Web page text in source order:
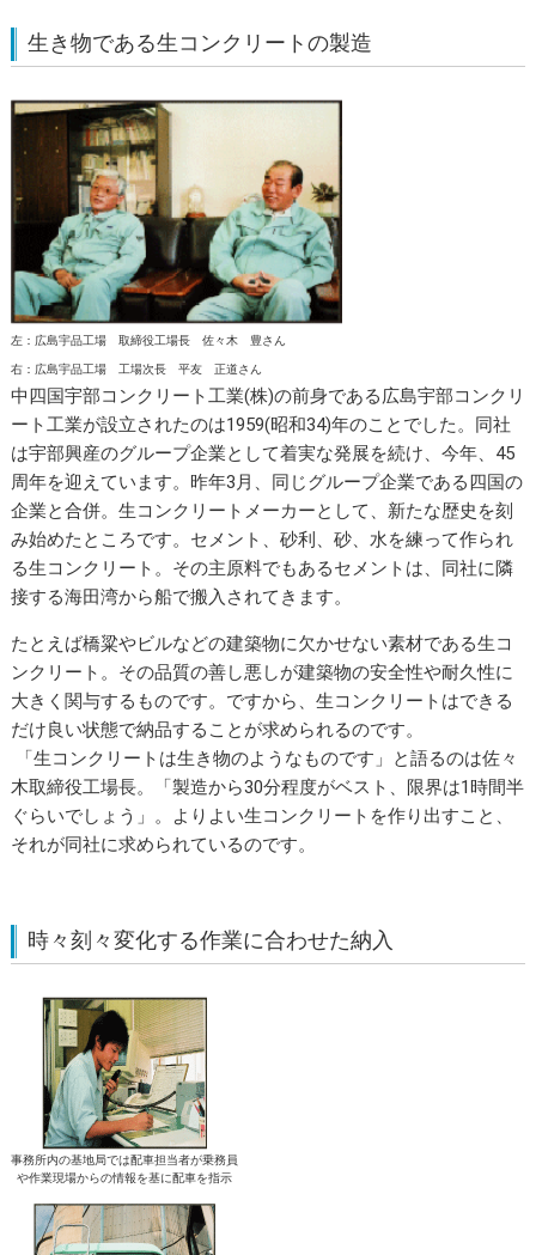
生き物である生コンクリートの製造
左：広島宇品工場 取締役工場長 佐々木 豊さん
右：広島宇品工場 工場次長 平友 正道さん
中四国宇部コンクリート工業(株)の前身である広島宇部コンクリ
ート工業が設立されたのは1959(昭和34)年のことでした。同社
は宇部興産のグループ企業として着実な発展を続け、今年、45
周年を迎えています。昨年3月、同じグループ企業である四国の
企業と合併。生コンクリートメーカーとして、新たな歴史を刻
み始めたところです。セメント、砂利、砂、水を練って作られ
る生コンクリート。その主原料でもあるセメントは、同社に隣
接する海田湾から船で搬入されてきます。
たとえば橋粱やビルなどの建築物に欠かせない素材である生コ
ンクリート。その品質の善し悪しが建築物の安全性や耐久性に
大きく関与するものです。ですから、生コンクリートはできる
だけ良い状態で納品することが求められるのです。
「生コンクリートは生き物のようなものです」と語るのは佐々
木取締役工場長。「製造から30分程度がベスト、限界は1時間半
ぐらいでしょう」。よりよい生コンクリートを作り出すこと、
それが同社に求められているのです。
時々刻々変化する作業に合わせた納入
事務所内の基地局では配車担当者が乗務員
や作業現場からの情報を基に配車を指示